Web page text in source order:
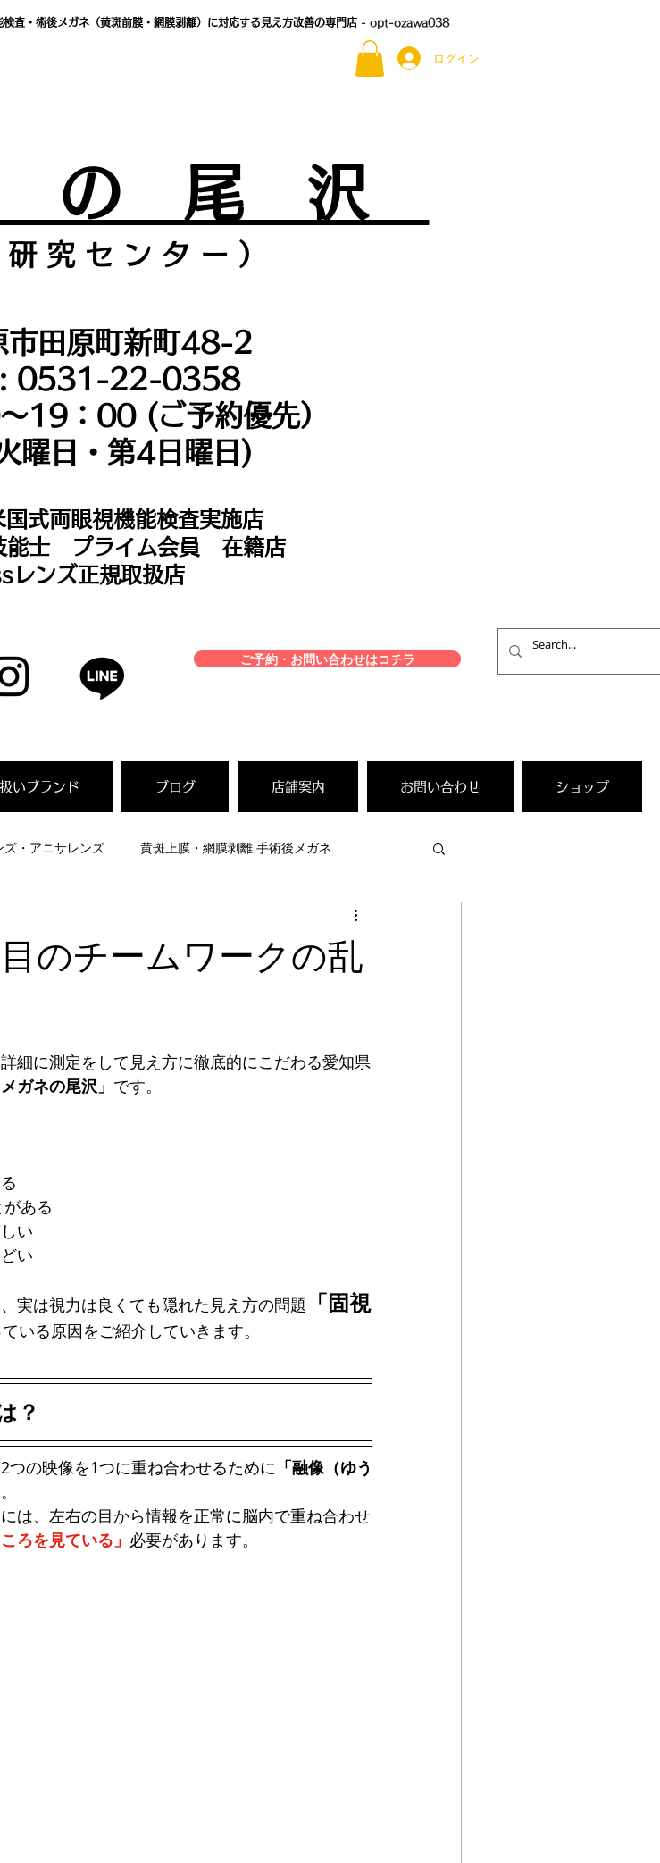
査・術後メガネ（黄斑前膜・網膜剥離）に対応する見え方改善の専門店 - opt-ozawa038
ログイン
の 尾 沢
研 究 セ ン タ ー ）
市田原町新町48-2
0531-22-0358
19：00 (ご予約優先）
曜日・第4日曜日)
国式両眼視機能検査実施店
能士 プライム会員 在籍店
レンズ正規取扱店
ご予約・お問い合わせはコチラ
いブランド ブログ 店舗案内 お問い合わせ ショップ
ズ・アニサレンズ 黄斑上膜・網膜剥離 手術後メガネ
ズ
ズムメガネ 脳梗塞後遺症メガネ 強度近視用メガネ
のチームワークの乱
細に測定をして見え方に徹底的にこだわる愛知県
メガネの尾沢」 です。
ある
い
い
実は視力は良くても隠れた見え方の問題
「固視
いる原因をご紹介していきます。
？
の映像を1つに重ね合わせるために 「融像（ゆう
は、左右の目から情報を正常に脳内で重ね合わせ
ろを見ている」 必要があります。